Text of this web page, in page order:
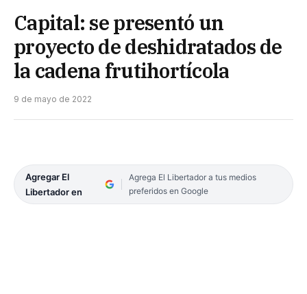
Capital: se presentó un
proyecto de deshidratados de
la cadena frutihortícola
9 de mayo de 2022
Agregar El
Libertador en
Agrega El Libertador a tus medios
preferidos en Google